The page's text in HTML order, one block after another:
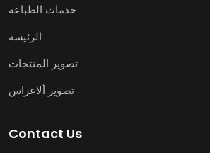
خدمات الطباعة
الرئيسة
تصوير المنتجات
تصوير ألاعراس
Contact Us